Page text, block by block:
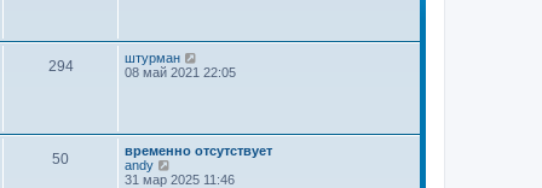
е
294 штурман
е
к
п
08 май 2021 22:05
50
временно отсутствует
andy
е
31 мар 2025 11:46